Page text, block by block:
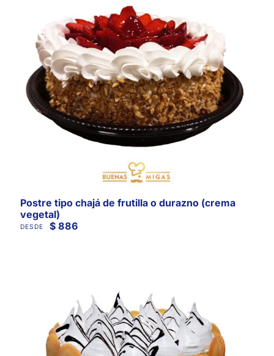
Postre tipo chajá de frutilla o durazno (crema
vegetal)
DESDE $886